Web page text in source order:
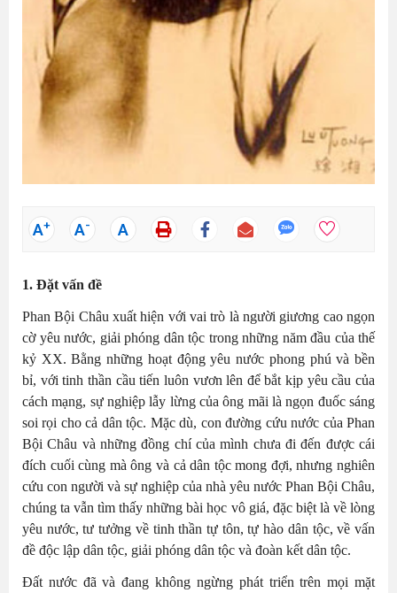
A+ A- A
1. Đặt vấn đề
Phan Bội Châu xuất hiện với vai trò là người giương cao ngọn
cờ yêu nước, giải phóng dân tộc trong những năm đầu của thế
kỷ XX. Bằng những hoạt động yêu nước phong phú và bền
bỉ, với tinh thần cầu tiến luôn vươn lên để bắt kịp yêu cầu của
cách mạng, sự nghiệp lẫy lừng của ông mãi là ngọn đuốc sáng
soi rọi cho cả dân tộc. Mặc dù, con đường cứu nước của Phan
Bội Châu và những đồng chí của mình chưa đi đến được cái
đích cuối cùng mà ông và cả dân tộc mong đợi, nhưng nghiên
cứu con người và sự nghiệp của nhà yêu nước Phan Bội Châu,
chúng ta vẫn tìm thấy những bài học vô giá, đặc biệt là về lòng
yêu nước, tư tưởng về tinh thần tự tôn, tự hào dân tộc, về vấn
đề độc lập dân tộc, giải phóng dân tộc và đoàn kết dân tộc.
Đất nước đã và đang không ngừng phát triển trên mọi mặt